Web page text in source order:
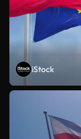
iStock